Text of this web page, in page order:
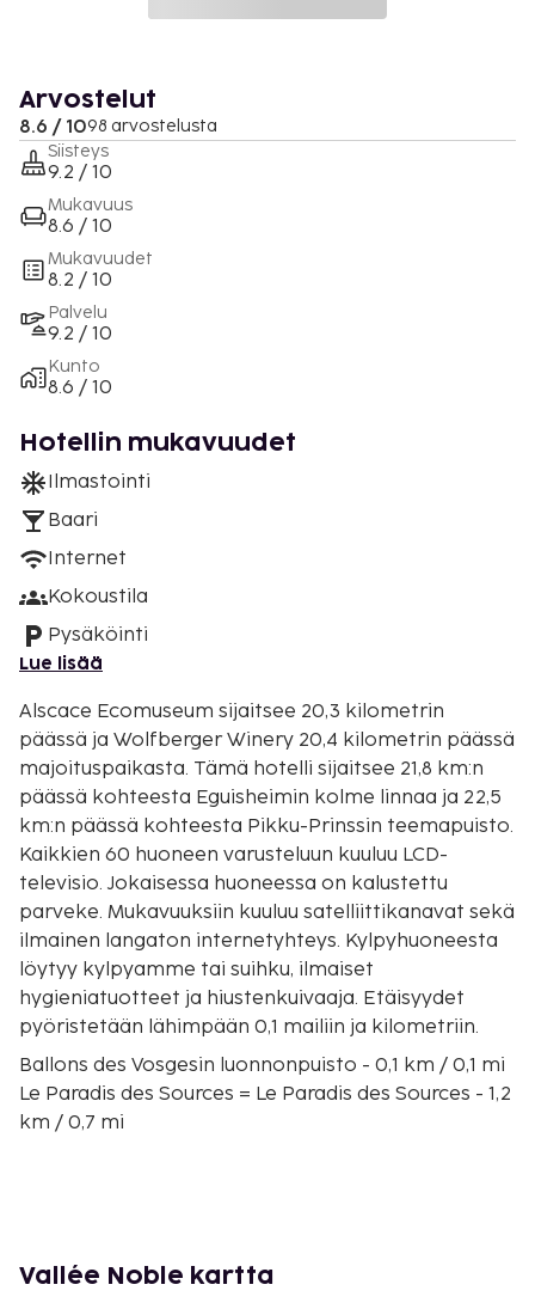
Arvostelut
8.6 / 1098 arvostelusta
Siisteys
9.2 / 10
Mukavuus
8.6 / 10
Mukavuudet
8.2 / 10
Palvelu
9.2 / 10
Kunto
8.6 / 10
Hotellin mukavuudet
Ilmastointi
Baari
Internet
Kokoustila
Pysäköinti
Lue lisää
Alscace Ecomuseum sijaitsee 20,3 kilometrin
päässä ja Wolfberger Winery 20,4 kilometrin päässä
majoituspaikasta. Tämä hotelli sijaitsee 21,8 km:n
päässä kohteesta Eguisheimin kolme linnaa ja 22,5
km:n päässä kohteesta Pikku-Prinssin teemapuisto.
Kaikkien 60 huoneen varusteluun kuuluu LCD-
televisio. Jokaisessa huoneessa on kalustettu
parveke. Mukavuuksiin kuuluu satelliittikanavat sekä
ilmainen langaton internetyhteys. Kylpyhuoneesta
löytyy kylpyamme tai suihku, ilmaiset
hygieniatuotteet ja hiustenkuivaaja. Etäisyydet
pyöristetään lähimpään 0,1 mailiin ja kilometriin.
Ballons des Vosgesin luonnonpuisto - 0,1 km / 0,1 mi
Le Paradis des Sources = Le Paradis des Sources - 1,2
km / 0,7 mi
Murbachin luostari - 11 km / 6,8 mi
Vallée Noble kartta